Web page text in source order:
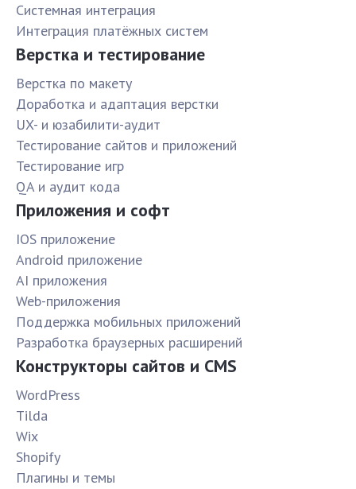
Системная интеграция
Интеграция платёжных систем
Верстка и тестирование
Верстка по макету
Доработка и адаптация верстки
UX- и юзабилити-аудит
Тестирование сайтов и приложений
Тестирование игр
QA и аудит кода
Приложения и софт
IOS приложение
Android приложение
AI приложения
Web-приложения
Поддержка мобильных приложений
Разработка браузерных расширений
Конструкторы сайтов и CMS
WordPress
Tilda
Wix
Shopify
Плагины и темы